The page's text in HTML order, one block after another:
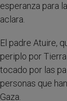
esperanza para
aclara.
El padre Atuire,
periplo por
tocado por las
personas que
Gaza.